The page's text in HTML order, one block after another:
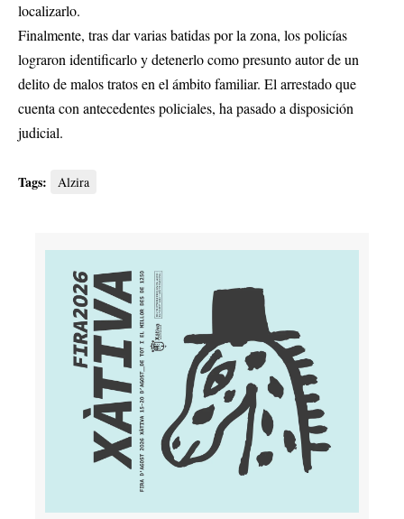
localizarlo.
Finalmente, tras dar varias batidas por la zona, los policías
lograron identificarlo y detenerlo como presunto autor de un
delito de malos tratos en el ámbito familiar. El arrestado que
cuenta con antecedentes policiales, ha pasado a disposición
judicial.
Tags: Alzira